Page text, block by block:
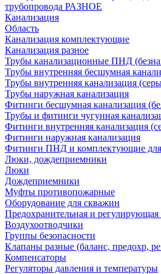
трубопровода РАЗНОЕ
Канализация
Область
Канализация комплектующие
Канализация разное
Трубы канализационные ПНД
Трубы внутренняя бесшумная
Трубы внутренняя канализация
Трубы наружная канализация
Фитинги бесшумная канализация
Трубы и фитинги чугунная
Фитинги внутренняя канализация
Фитинги наружная канализация
Фитинги ПНД и комплектующие для
Люки, дождеприемники
Люки
Дождеприемники
Муфты противопожарные
Оборудование для скважин
Предохранительная и регулирующая
Воздухоотводчики
Группы безопасности
Клапаны разные (баланс, предохр,
Компенсаторы
Регуляторы давления и температуры